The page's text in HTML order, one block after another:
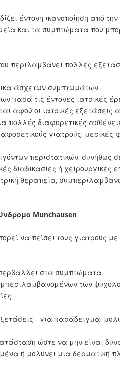
έντονη ικανοποίηση από
και τα συμπτώματα που
περιλαμβάνει πολλές
άσχετων συμπτωμάτων
παρά τις έντονες ιατρικές
αφού οι ιατρικές εξετάσεις
πολλές διαφορετικές
γιατρούς,
περιστατικών, συνήθως
διαδικασίες ή χειρουργικές
θεραπεία,
Munchausen
να πείσει τους γιατρούς
στα συμπτώματα
των
- για παράδειγμα,
ώστε να μην είναι
ή μολύνει μια δερματική